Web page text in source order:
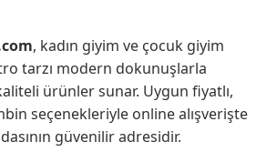
, kadın giyim ve çocuk giyim
tarzı modern dokunuşlarla
ürünler sunar. Uygun fiyatlı,
seçenekleriyle online alışverişte
güvenilir adresidir.